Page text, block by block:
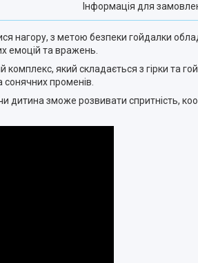
Інформація для
нагору, з метою безпеки гойдалки
емоцій та вражень.
комплекс, який складається з гірки та
сонячних променів.
зможе розвивати спритність,